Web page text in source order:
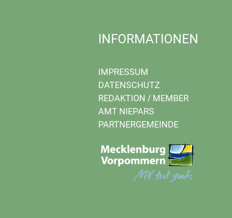
INFORMATIONEN
IMPRESSUM
DATENSCHUTZ
REDAKTION / MEMBER
AMT NIEPARS
PARTNERGEMEINDE